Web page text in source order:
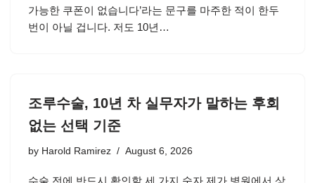
가능한 쿠폰이 없습니다’라는 문구를 마주한 적이 한두
번이 아닐 겁니다. 저도 10년…
조루수술, 10년 차 실무자가 말하는 후회
없는 선택 기준
by Harold Ramirez August 6, 2026
수술 전에 반드시 확인할 세 가지 숫자 제가 병원에서 상